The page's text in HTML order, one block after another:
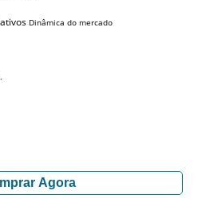
Dinâmica do mercado
Agora